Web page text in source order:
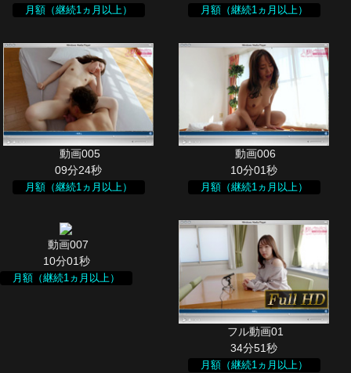
月額（継続1ヵ月以上） 月額（継続1ヵ月以上）
09分24秒
月額（継続1ヵ月以上）
10分01秒
月額（継続1ヵ月以上）
10分01秒
月額（継続1ヵ月以上）
34分51秒
月額（継続1ヵ月以上）